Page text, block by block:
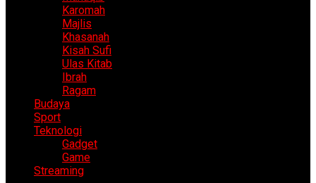
Karomah
Majlis
Khasanah
Kisah Sufi
Ulas Kitab
Ibrah
Ragam
Budaya
Sport
Teknologi
Gadget
Game
Streaming